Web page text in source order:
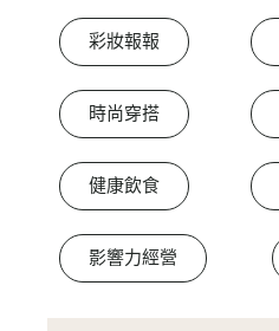
彩妝報報
時尚穿搭
健康飲食
影響力經營